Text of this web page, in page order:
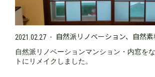
2021.02.27 自然派リノベーション 自然
自然派リノベーションマンション・内窓を
トにリメイクしました。